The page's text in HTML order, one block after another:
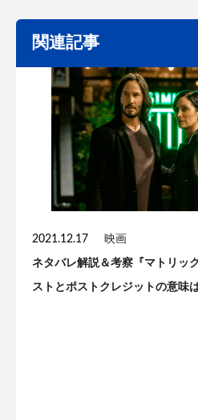
関連記事
2021.12.17 映画
ネタバレ解説＆考察『マトリッ
ストとポストクレジットの意味